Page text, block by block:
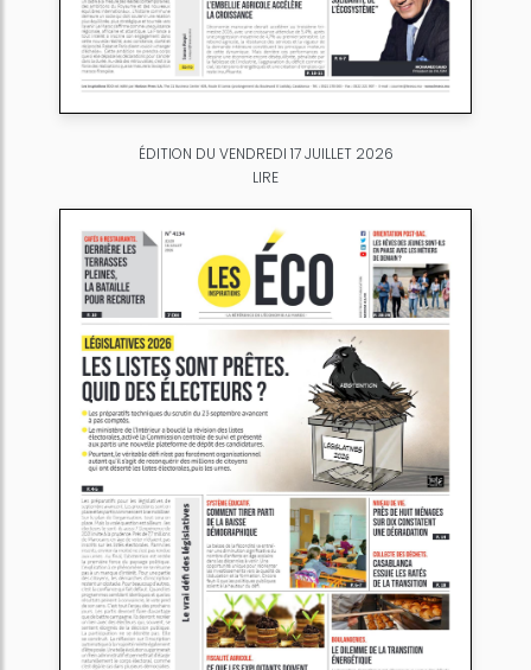
ÉDITION DU VENDREDI 17 JUILLET 2026
LIRE